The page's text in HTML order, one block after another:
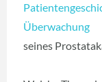
Überwachung
seines